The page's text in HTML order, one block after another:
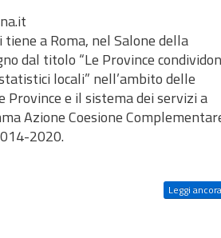
a Roma, nel Salone della
dal titolo “Le Province
locali” nell’ambito delle
e il sistema dei servizi a
Azione Coesione
2020.
Leggi